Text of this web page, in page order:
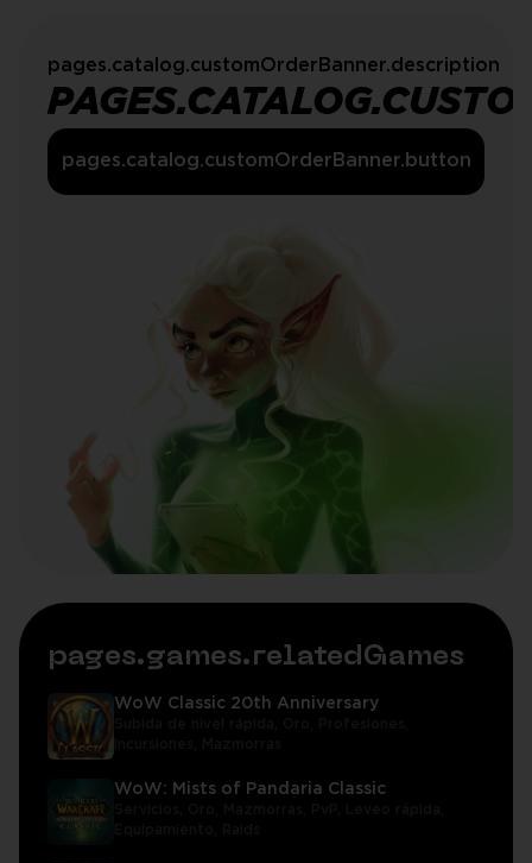
pages.catalog.customOrderBanner.description
pages.catalog.customOrderBanner.button
pages.games.relatedGames
WoW Classic 20th Anniversary
WoW: Mists of Pandaria Classic